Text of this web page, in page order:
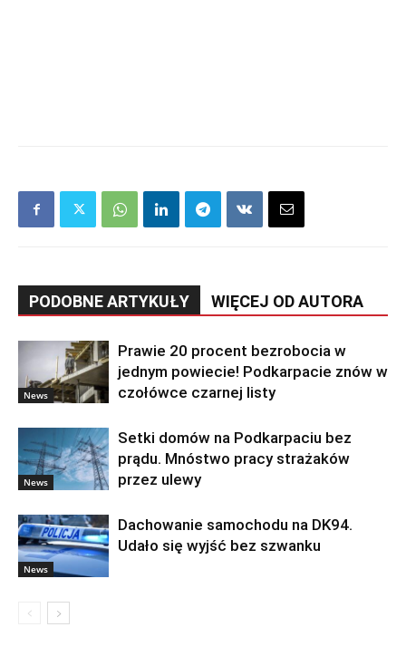
PODOBNE ARTYKUŁY WIĘCEJ OD AUTORA
News
Prawie 20 procent bezrobocia w
jednym powiecie! Podkarpacie znów w
czołówce czarnej listy
News
Setki domów na Podkarpaciu bez
prądu. Mnóstwo pracy strażaków
przez ulewy
News
Dachowanie samochodu na DK94.
Udało się wyjść bez szwanku